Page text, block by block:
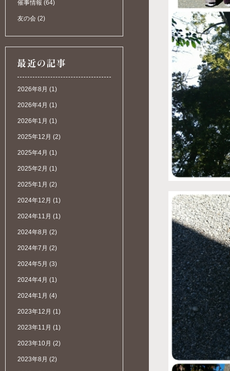
催事情報 (64)
友の会 (2)
2026年8月 (1)
2026年4月 (1)
2026年1月 (1)
2025年12月 (2)
2025年4月 (1)
2025年2月 (1)
2025年1月 (2)
2024年12月 (1)
2024年11月 (1)
2024年8月 (2)
2024年7月 (2)
2024年5月 (3)
2024年4月 (1)
2024年1月 (4)
2023年12月 (1)
2023年11月 (1)
2023年10月 (2)
2023年8月 (2)